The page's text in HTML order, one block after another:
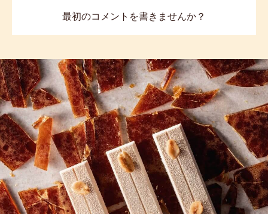
最初のコメントを書きませんか？